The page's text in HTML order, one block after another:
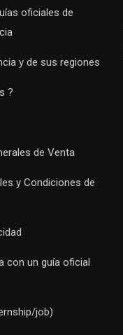
oficiales de
y de sus regiones
?
de Venta
y Condiciones de
con un guía oficial
job)